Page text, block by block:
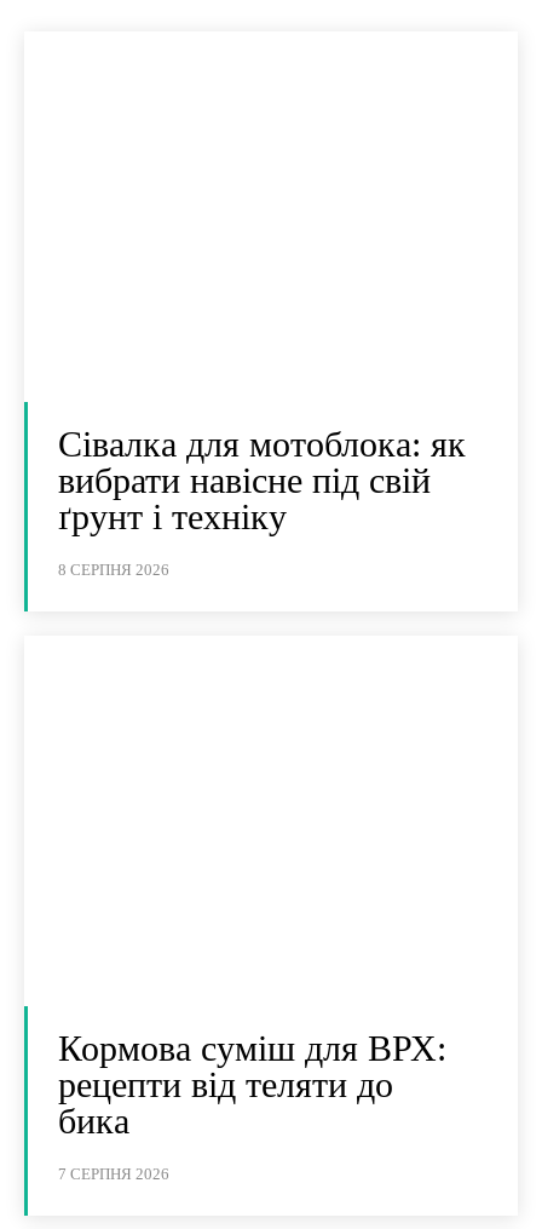
Сівалка для мотоблока: як
вибрати навісне під свій
ґрунт і техніку
8 СЕРПНЯ 2026
Кормова суміш для ВРХ:
рецепти від теляти до
бика
7 СЕРПНЯ 2026